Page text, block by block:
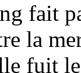
fait
la
fuit